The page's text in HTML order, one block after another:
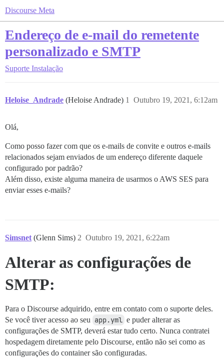
Discourse Meta
Endereço de e-mail do remetente
personalizado e SMTP
Suporte Instalação
Heloise_Andrade (Heloise Andrade) Outubro 19, 2021, 6:12am
1
Olá,
Como posso fazer com que os e-mails de convite e outros e-mails
relacionados sejam enviados de um endereço diferente daquele
configurado por padrão?
Além disso, existe alguma maneira de usarmos o AWS SES para
enviar esses e-mails?
Simsnet (Glenn Sims) Outubro 19, 2021, 6:22am
2
Alterar as configurações de
SMTP:
Para o Discourse adquirido, entre em contato com o suporte deles.
Se você tiver acesso ao seu app.yml e puder alterar as
configurações de SMTP, deverá estar tudo certo. Nunca contratei
hospedagem diretamente pelo Discourse, então não sei como as
configurações do container são configuradas.